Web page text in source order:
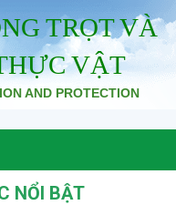
TRỌT VÀ
VẬT
AND PROTECTION
NỔI BẬT